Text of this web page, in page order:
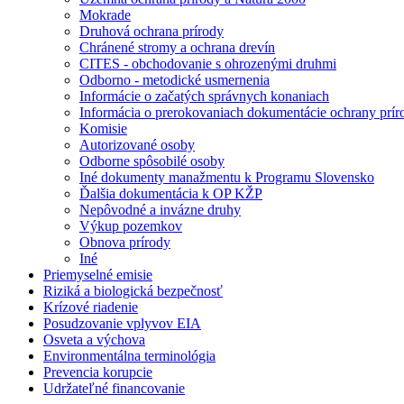
Mokrade
Druhová ochrana prírody
Chránené stromy a ochrana drevín
CITES - obchodovanie s ohrozenými druhmi
Odborno - metodické usmernenia
Informácie o začatých správnych konaniach
Informácia o prerokovaniach dokumentácie ochrany
Komisie
Autorizované osoby
Odborne spôsobilé osoby
Iné dokumenty manažmentu k Programu Slovensko
Ďalšia dokumentácia k OP KŽP
Nepôvodné a invázne druhy
Výkup pozemkov
Obnova prírody
Iné
Priemyselné emisie
Riziká a biologická bezpečnosť
Krízové riadenie
Posudzovanie vplyvov EIA
Osveta a výchova
Environmentálna terminológia
Prevencia korupcie
Udržateľné financovanie